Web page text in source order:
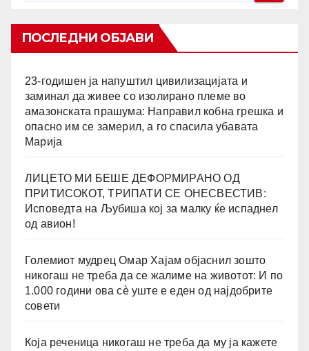
ПОСЛЕДНИ ОБЈАВИ
23-годишен ја напуштил цивилизацијата и
заминал да живее со изолирано племе во
амазонската прашума: Направил кобна грешка и
опасно им се замерил, а го спасила убавата
Марија
ЛИЦЕТО МИ БЕШЕ ДЕФОРМИРАНО ОД
ПРИТИСОКОТ, ТРИПАТИ СЕ ОНЕСВЕСТИВ:
Исповедта на Љубиша кој за малку ќе испаднел
од авион!
Големиот мудрец Омар Хајам објаснил зошто
никогаш не треба да се жалиме на животот: И по
1.000 години ова сè уште е еден од најдобрите
совети
Која реченица никогаш не треба да му ја кажете